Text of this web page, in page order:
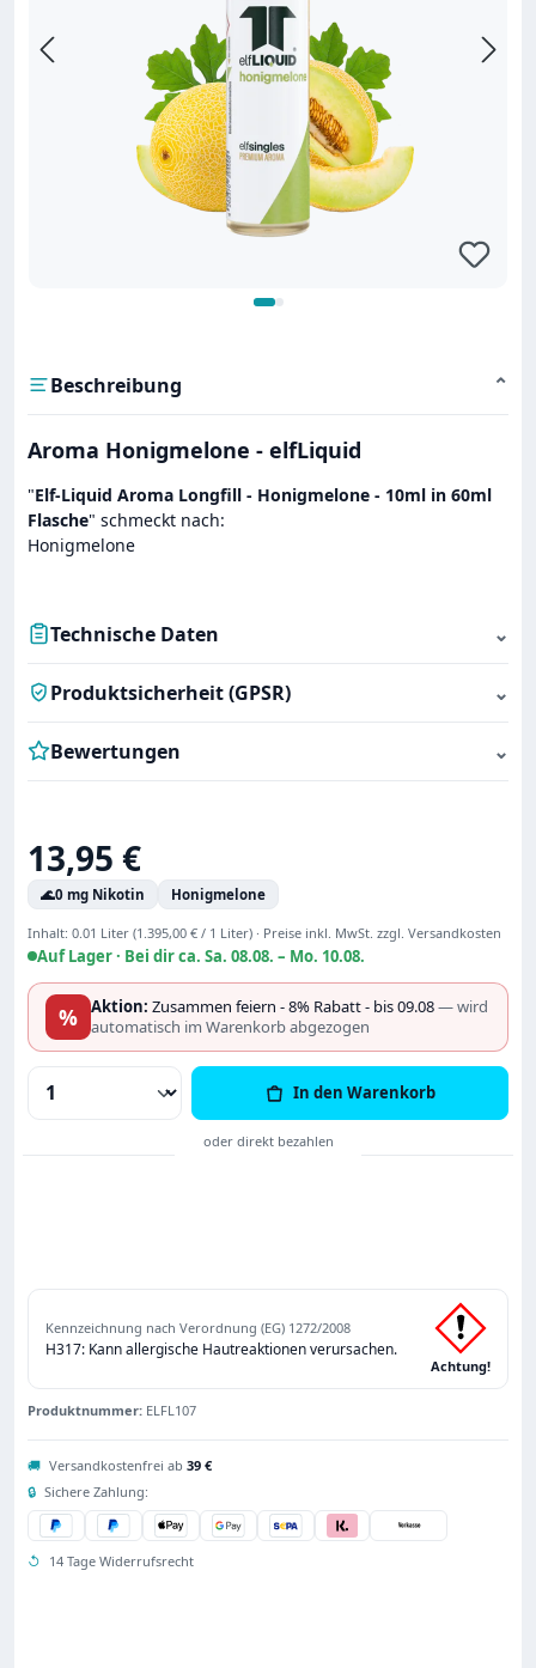
Beschreibung ⌄
Aroma Honigmelone - elfLiquid
"Elf-Liquid Aroma Longfill - Honigmelone - 10ml in 60ml
Flasche" schmeckt nach:
Honigmelone
Technische Daten ⌄
Produktsicherheit (GPSR) ⌄
Bewertungen ⌄
Regulärer Preis:
13,95 €
🌊0 mg Nikotin Honigmelone
Inhalt: 0.01 Liter (1.395,00 € / 1 Liter) · Preise inkl. MwSt. zzgl. Versandkosten
Auf Lager · Bei dir ca. Sa. 08.08. – Mo. 10.08.
% Aktion: Zusammen feiern - 8% Rabatt - bis 09.08— wird
automatisch im Warenkorb abgezogen
Produkt Anzahl: Gib den gewünschten
In den Warenkorb
Kennzeichnung nach Verordnung (EG) 1272/2008
H317: Kann allergische Hautreaktionen verursachen.
Achtung!
Produktnummer: ELFL107
🚚 Versandkostenfrei ab 39 €
🔒 Sichere Zahlung:
↺ 14 Tage Widerrufsrecht